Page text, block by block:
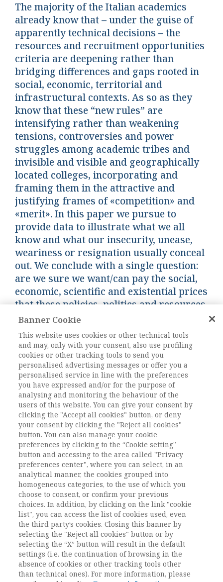
The majority of the Italian academics
already know that – under the guise of
apparently technical decisions – the
resources and recruitment opportunities
criteria are deepening rather than
bridging differences and gaps rooted in
social, economic, territorial and
infrastructural contexts. As so as they
know that these “new rules” are
intensifying rather than weakening
tensions, controversies and power
struggles among academic tribes and
invisible and visible and geographically
located colleges, incorporating and
framing them in the attractive and
justifying frames of «competition» and
«merit». In this paper we pursue to
provide data to illustrate what we all
know and what our insecurity, unease,
weariness or resignation usually conceal
out. We conclude with a single question:
are we sure we want/can pay the social,
economic, scientific and existential prices
that these policies, politics and resources
distributions are presenting us?
Keywords:Università, Premialità, Decrescita,
Divari, Statactivism
DOI:DOI: 10.1485/2281-2652-202118-6
Pagine123-148
L'ACCESSO A QUESTO
CONTENUTO E' RISERVATO AGLI
UTENTI ABBONATI
Sei abbonato?ESEGUI L'ACCESSOoppure
ABBONATI.
Banner Cookie
This website uses cookies or other technical tools
and may, only with your consent, also use profiling
cookies or other tracking tools to send you
personalised advertising messages or offer you a
personalised service in line with the preferences
you have expressed and/or for the purpose of
analysing and monitoring the behaviour of the
users of this website. You can give your consent by
clicking the "Accept all cookies" button, or deny
your consent by clicking the "Reject all cookies"
button. You can also manage your cookie
preferences by clicking to the “Cookie setting”
button and accessing to the area called "Privacy
preferences center", where you can select, in an
analytical manner, the cookies grouped into
homogeneous categories, to the use of which you
choose to consent, or confirm your previous
choices. In addition, by clicking on the link "cookie
list", you can access the list of cookies used, even
the third party’s cookies. Closing this banner by
selecting the "Reject all cookies" button or by
selecting the “X” button will result in the default
settings (i.e. the continuation of browsing in the
absence of cookies or other tracking tools other
than technical ones). For more information, please